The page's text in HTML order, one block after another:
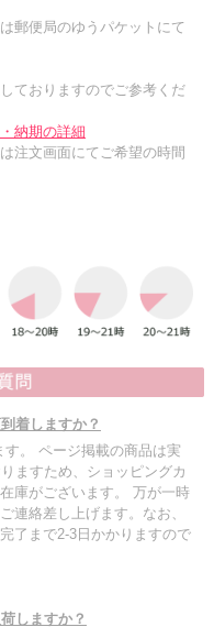
郵便局のゆうパケットにて
ておりますのでご参考くだ
納期の詳細
注文画面にてご希望の時間
着しますか？
。 ページ掲載の商品は実
ますため、ショッピングカ
庫がございます。 万が一時
連絡差し上げます。なお、
了まで2-3日かかりますので
しますか？